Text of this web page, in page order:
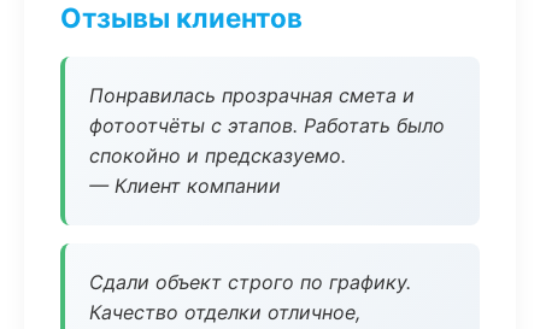
Отзывы клиентов
Понравилась прозрачная смета и
фотоотчёты с этапов. Работать было
спокойно и предсказуемо.
— Клиент компании
Сдали объект строго по графику.
Качество отделки отличное,